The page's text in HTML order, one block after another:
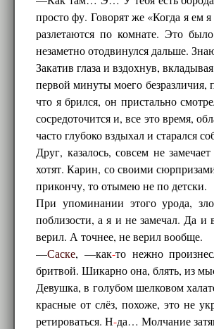
просто фу. Говорят же «Когда я ем
разлетаются по комнате. Это
незаметно отодвинулся дальше.
Закатив глаза и вздохнув,
первой минуты моего безразличия,
что я брился, он пристально
сосредоточится и, все это время,
часто глубоко вздыхал и старался
Друг, казалось, совсем не
хотят. Карин, со своими
прикончу, то отымею не по детски.
При упоминании этого урода,
поблизости, а я и не замечал. Да и
верил. А точнее, не верил вообще.
—Саске, —как-то нежно
бритвой. Шикарно она, блять, из
Девушка, в голубом шелковом
красные от слёз, похоже, это не
ретироваться. Н-да… Молчание